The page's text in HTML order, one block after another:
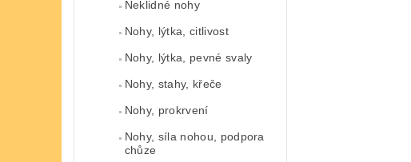
Neklidné nohy
Nohy, lýtka, citlivost
Nohy, lýtka, pevné svaly
Nohy, stahy, křeče
Nohy, prokrvení
Nohy, síla nohou, podpora
chůze